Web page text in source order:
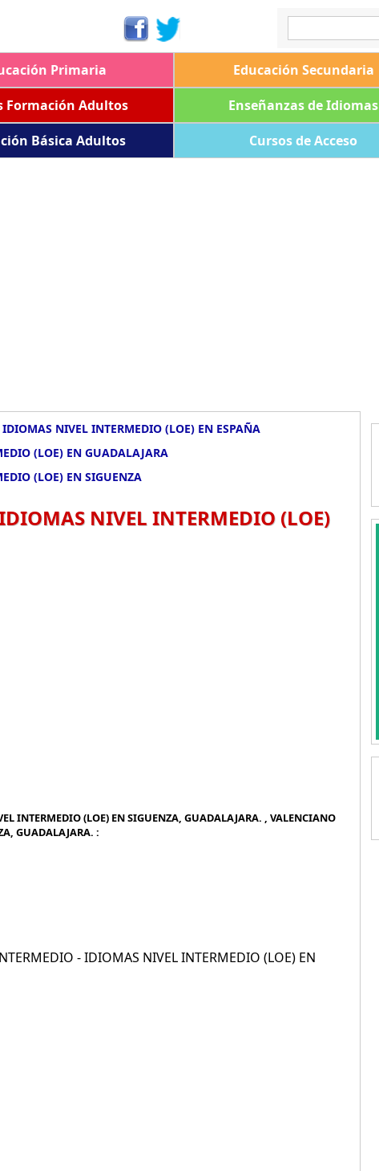
Primaria Educación Secundaria
Formación Adultos Enseñanzas de Idiomas
Básica Adultos Cursos de Acceso
NIVEL INTERMEDIO (LOE) EN ESPAÑA
(LOE) EN GUADALAJARA
(LOE) EN SIGUENZA
NIVEL INTERMEDIO (LOE)
INTERMEDIO (LOE) EN SIGUENZA, GUADALAJARA. , VALENCIANO
GUADALAJARA. :
- IDIOMAS NIVEL INTERMEDIO (LOE) EN